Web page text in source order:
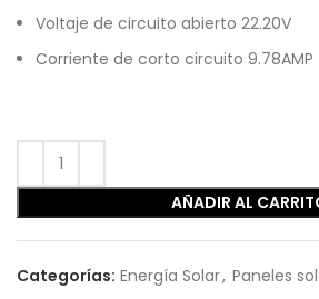
Voltaje de circuito abierto 22.20V
Corriente de corto circuito 9.78AMP
AÑADIR AL
Categorías: Energía Solar, Paneles